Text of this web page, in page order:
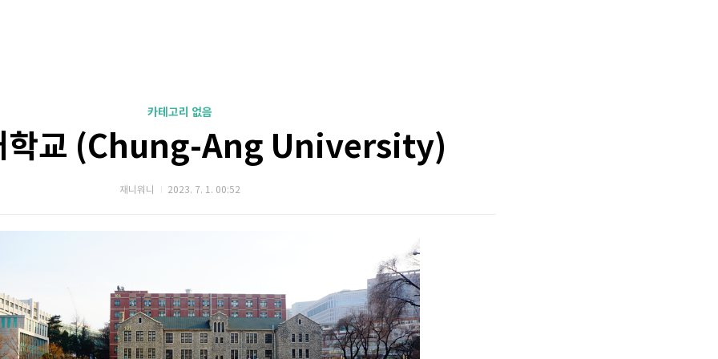
카테고리 없음
학교 (Chung-Ang University)
재니워니 2023. 7. 1. 00:52